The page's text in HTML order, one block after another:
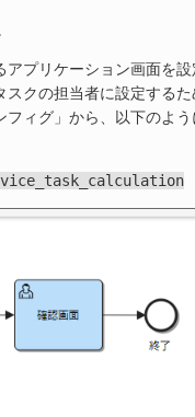
アプリケーション画面を
クの担当者に設定する
フィグ」から、以下のよ